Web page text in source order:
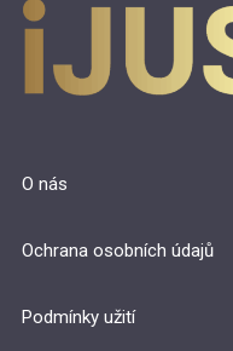
O nás
Ochrana osobních údajů
Podmínky užití